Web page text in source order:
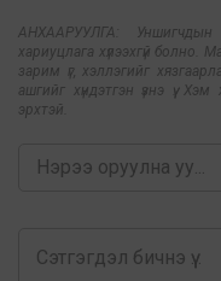
АНХААРУУЛГА: Уншигчдын
хариуцлага хүлээхгүй болно.
зарим үг, хэллэгийг
ашгийг хүндэтгэн үзнэ үү.
эрхтэй.